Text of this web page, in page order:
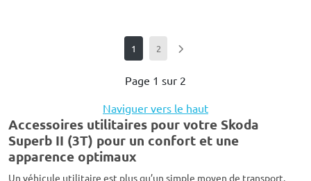
1 2
Page 1 sur 2
Naviguer vers le haut
Accessoires utilitaires pour votre Skoda
Superb II (3T) pour un confort et une
apparence optimaux
Un véhicule utilitaire est plus qu’un simple moyen de transport.